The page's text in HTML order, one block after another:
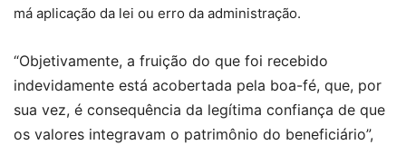
má aplicação da lei ou erro da administração.
“Objetivamente, a fruição do que foi recebido
indevidamente está acobertada pela boa-fé, que, por
sua vez, é consequência da legítima confiança de que
os valores integravam o patrimônio do beneficiário”,